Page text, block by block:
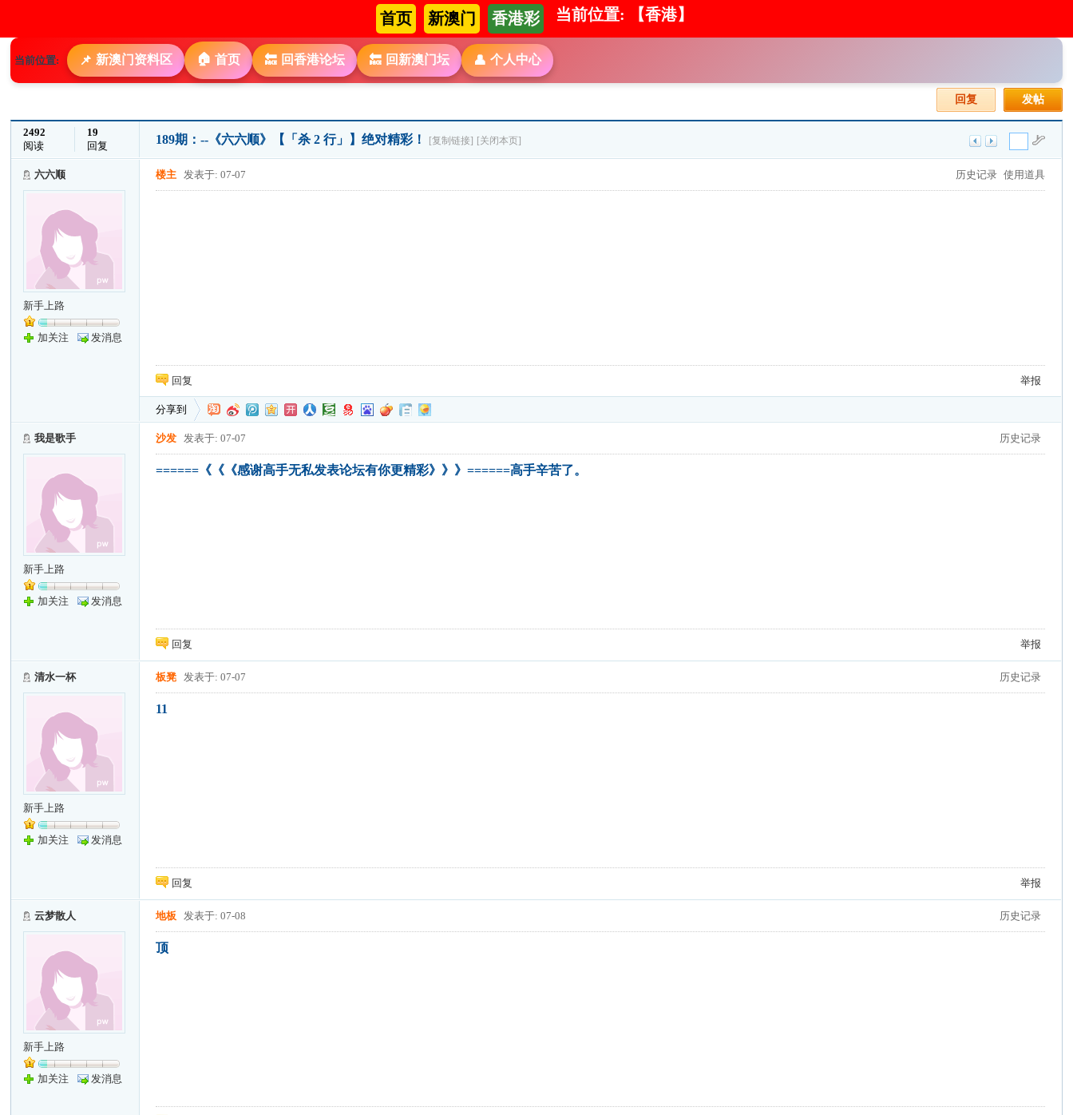
首页 新澳门 香港彩 当前位置: 【香港】
当前位置: 📌 新澳门资料区 🏠 首页 🔙 回香港论坛 🔙 回新澳门坛 👤 个人中心
发帖
回复
2492
阅读
19
回复
189期：--《六六顺》【「杀 2 行」】绝对精彩！ [复制链接] [关闭本页]
六六顺
新手上路
加关注 发消息
历史记录 使用道具
楼主 发表于: 07-07
回复 举报
分享到
我是歌手
新手上路
加关注 发消息
历史记录
沙发 发表于: 07-07
======《《《感谢高手无私发表论坛有你更精彩》》》======高手辛苦了。
回复 举报
清水一杯
新手上路
加关注 发消息
历史记录
板凳 发表于: 07-07
11
回复 举报
云梦散人
新手上路
加关注 发消息
历史记录
地板 发表于: 07-08
顶